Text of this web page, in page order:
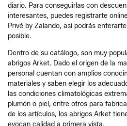
diario. Para conseguirlas con
interesantes, puedes registrarte
Privé by Zalando, así podrás
posible.
Dentro de su catálogo, son muy
abrigos Arket. Dado el origen de la
personal cuentan con amplios
materiales y saben elegir los
las condiciones climatológicas
plumón o piel, entre otros para
de los artículos, los abrigos Arket
evocan calidad a primera vista.